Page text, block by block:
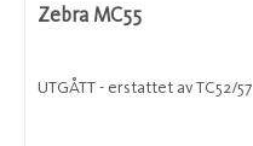
Zebra MC55
UTGÅTT - erstattet av TC52/57